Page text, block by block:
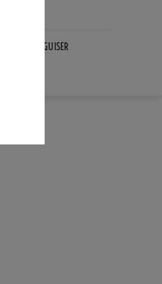
PIERRES À AIGUISER